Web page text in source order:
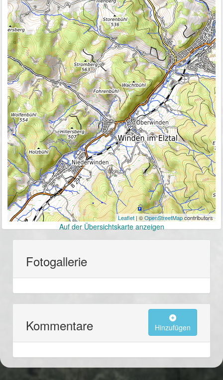
Leaflet | ©OpenStreetMapcontributors
Auf der Übersichtskarte anzeigen
Fotogallerie
Kommentare Hinzufügen